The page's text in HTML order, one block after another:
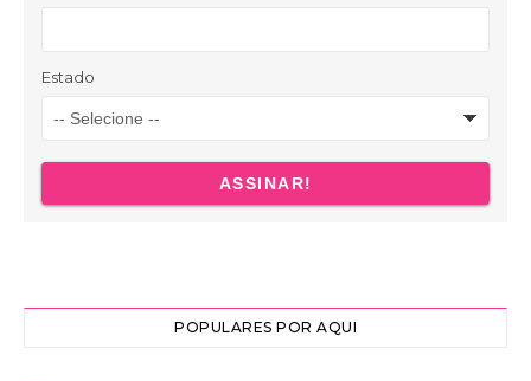
POPULARES POR AQUI